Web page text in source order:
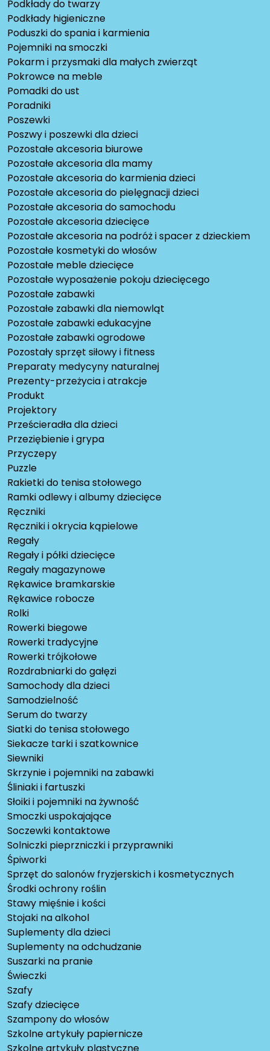
Podkłady do twarzy
Podkłady higieniczne
Poduszki do spania i karmienia
Pojemniki na smoczki
Pokarm i przysmaki dla małych zwierząt
Pokrowce na meble
Pomadki do ust
Poradniki
Poszewki
Poszwy i poszewki dla dzieci
Pozostałe akcesoria biurowe
Pozostałe akcesoria dla mamy
Pozostałe akcesoria do karmienia dzieci
Pozostałe akcesoria do pielęgnacji dzieci
Pozostałe akcesoria do samochodu
Pozostałe akcesoria dziecięce
Pozostałe akcesoria na podróż i spacer z dzieckiem
Pozostałe kosmetyki do włosów
Pozostałe meble dziecięce
Pozostałe wyposażenie pokoju dziecięcego
Pozostałe zabawki
Pozostałe zabawki dla niemowląt
Pozostałe zabawki edukacyjne
Pozostałe zabawki ogrodowe
Pozostały sprzęt siłowy i fitness
Preparaty medycyny naturalnej
Prezenty-przeżycia i atrakcje
Produkt
Projektory
Prześcieradła dla dzieci
Przeziębienie i grypa
Przyczepy
Puzzle
Rakietki do tenisa stołowego
Ramki odlewy i albumy dziecięce
Ręczniki
Ręczniki i okrycia kąpielowe
Regały
Regały i półki dziecięce
Regały magazynowe
Rękawice bramkarskie
Rękawice robocze
Rolki
Rowerki biegowe
Rowerki tradycyjne
Rowerki trójkołowe
Rozdrabniarki do gałęzi
Samochody dla dzieci
Samodzielność
Serum do twarzy
Siatki do tenisa stołowego
Siekacze tarki i szatkownice
Siewniki
Skrzynie i pojemniki na zabawki
Śliniaki i fartuszki
Słoiki i pojemniki na żywność
Smoczki uspokajające
Soczewki kontaktowe
Solniczki pieprzniczki i przyprawniki
Śpiworki
Sprzęt do salonów fryzjerskich i kosmetycznych
Środki ochrony roślin
Stawy mięśnie i kości
Stojaki na alkohol
Suplementy dla dzieci
Suplementy na odchudzanie
Suszarki na pranie
Świeczki
Szafy
Szafy dziecięce
Szampony do włosów
Szkolne artykuły papiernicze